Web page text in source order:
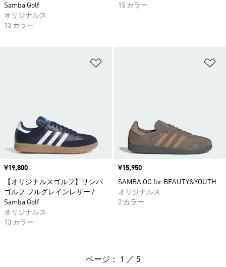
Samba Golf
オリジナルス
13 カラー
15 カラー
価格
¥19,800
【オリジナルスゴルフ】サンバ
ゴルフ フルグレインレザー /
Samba Golf
オリジナルス
13 カラー
価格
¥15,950
SAMBA OG for BEAUTY&YOUTH
オリジナルス
2 カラー
ページ： 1 ／ 5